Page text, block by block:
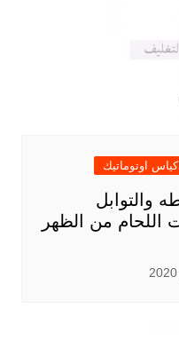
اوتوماتيك
والتوابل
اللحام من الظهر